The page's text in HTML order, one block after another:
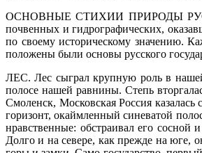
ОСНОВНЫЕ СТИХИИ ПРИРОДЫ
почвенных и гидрографических,
по своему историческому значению.
положены были основы русского
ЛЕС. Лес сыграл крупную роль в
полосе нашей равнины. Степь
Смоленск, Московская Россия
горизонт, окаймленный синеватой
нравственные: обстраивал его
Долго и на севере, как прежде на юге,